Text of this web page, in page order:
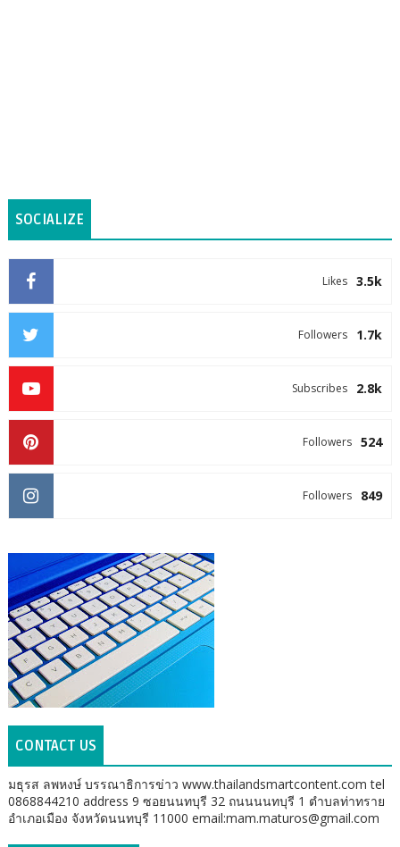
SOCIALIZE
3.5k
Likes
1.7k
Followers
2.8k
Subscribes
524
Followers
849
Followers
CONTACT US
มธุรส ลพหงษ์ บรรณาธิการข่าว www.thailandsmartcontent.com tel
0868844210 address 9 ซอยนนทบุรี 32 ถนนนนทบุรี 1 ตำบลท่าทราย
อำเภอเมือง จังหวัดนนทบุรี 11000 email:mam.maturos@gmail.com